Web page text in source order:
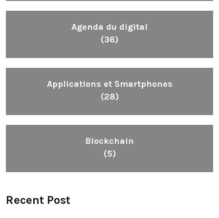
Agenda du digital
(36)
Applications et Smartphones
(28)
Blockchain
(5)
Recent Post